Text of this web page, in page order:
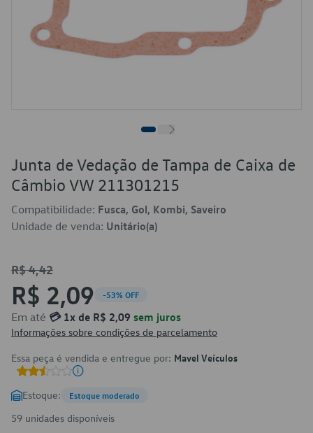
Junta de Vedação de Tampa de Caixa de
Câmbio VW 211301215
Compatibilidade: Fusca, Gol, Kombi, Saveiro
Unidade de venda: Unitário(a)
R$ 4,42
R$ 2,09 -53% OFF
Em até 💳 1x de R$ 2,09 sem juros
Informações sobre condições de parcelamento
Essa peça é vendida e entregue por: Mavel Veículos
Estoque: Estoque moderado
59 unidades disponíveis